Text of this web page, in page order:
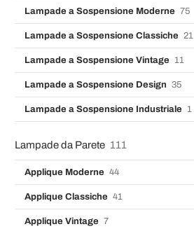
Lampade a Sospensione Moderne 75
Lampade a Sospensione Classiche 21
Lampade a Sospensione Vintage 11
Lampade a Sospensione Design 35
Lampade a Sospensione Industriale 1
Lampade da Parete 111
Applique Moderne 44
Applique Classiche 41
Applique Vintage 7